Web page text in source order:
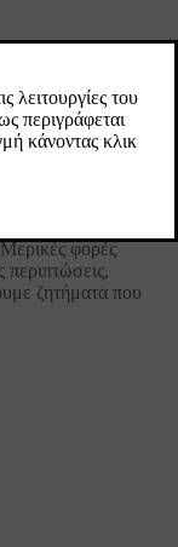
το εργοστάσιο,
σε πραγματικές
φορές
ζητήματα που